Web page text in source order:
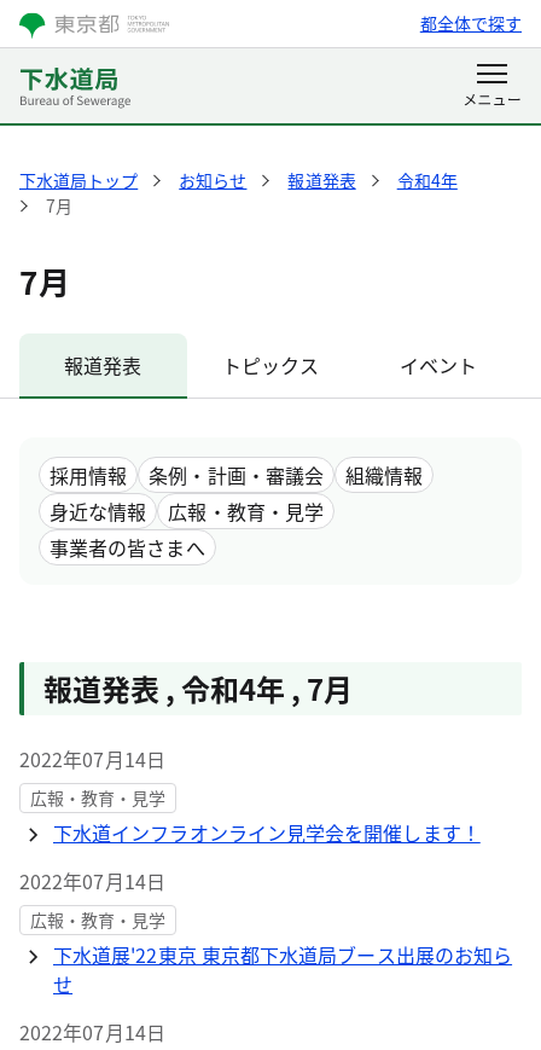
都全体で探す
下水道局トップ お知らせ 報道発表
令和4年
7月
7月
報道発表 トピックス イベント
採用情報 条例・計画・審議会
組織情報
身近な情報
広報・教育・見学
事業者の皆さまへ
報道発表 ,令和4年 , 7月
2022年07月14日
広報・教育・見学
下水道インフラオンライン見学会を開催します！
2022年07月14日
広報・教育・見学
下水道展'22東京 東京都下水道局ブース出展のお知ら
せ
2022年07月14日